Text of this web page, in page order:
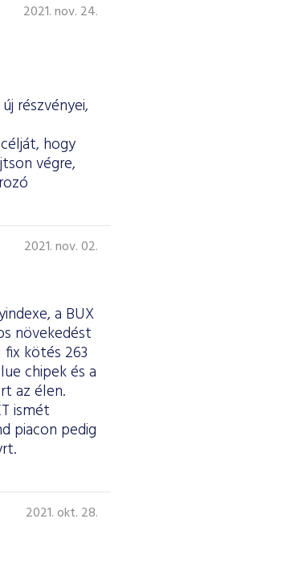
2021. nov. 24.
részvényei,
hogy
végre,
2021. nov. 02.
a BUX
növekedést
kötés 263
chipek és a
az élen.
ismét
piacon pedig
2021. okt. 28.